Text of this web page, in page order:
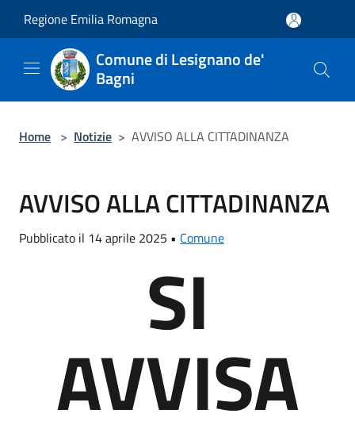
Regione Emilia Romagna
Comune di Lesignano de'
Bagni
Home > Notizie > AVVISO ALLA CITTADINANZA
AVVISO ALLA CITTADINANZA
Pubblicato il 14 aprile 2025 • Comune
SI
AVVISA